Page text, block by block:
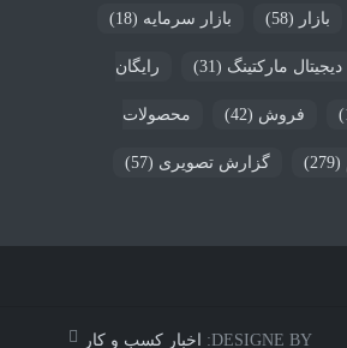
بازار (58) بازار سرمایه (18)
دیجیتال مارکتینگ (31) رایگان
فروش (42) محصولات
(279) گزارش تصویری (57)
DESIGNE BY: اخبار کسب و کار